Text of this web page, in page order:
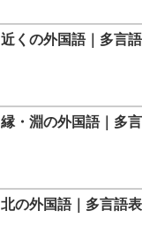
近くの外国語｜多言
縁・淵の外国語｜多
北の外国語｜多言語